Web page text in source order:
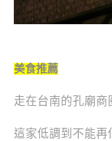
美食推薦
走在台南的孔廟商
這家低調到不能再